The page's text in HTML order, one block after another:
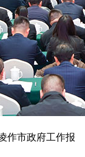
作市政府工作报